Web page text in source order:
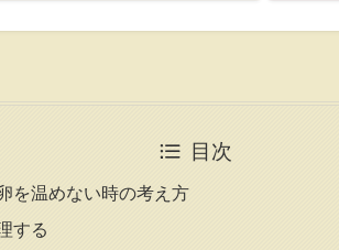
目次
を温めない時の考え方
する